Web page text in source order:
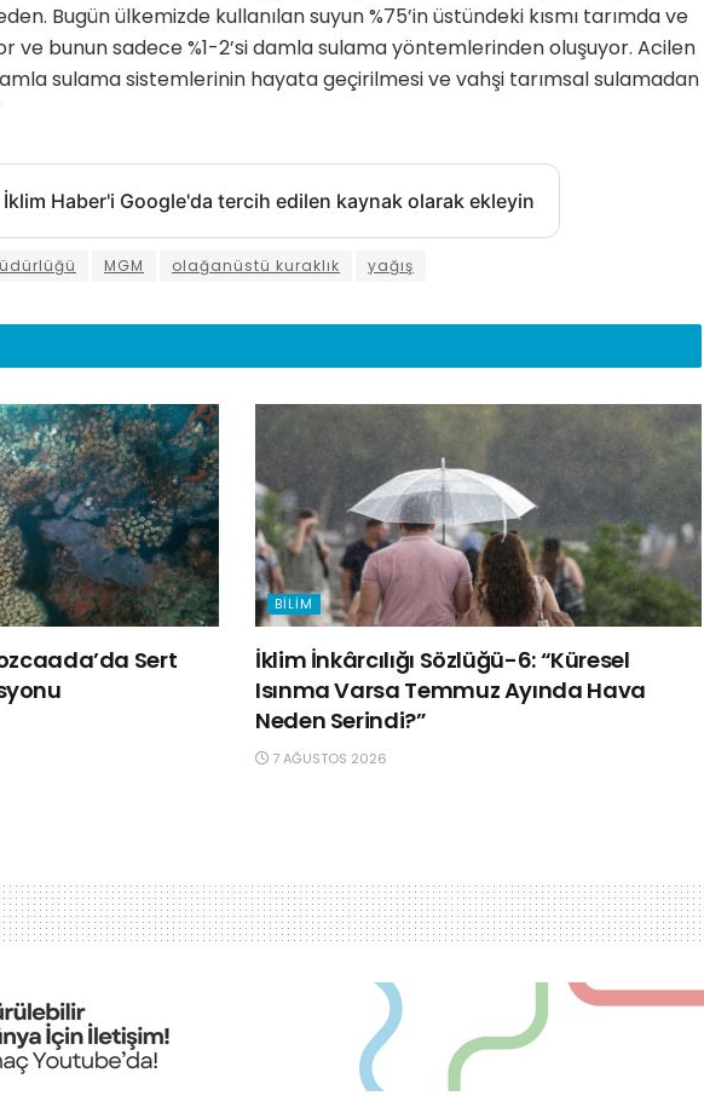
Bugün ülkemizde kullanılan suyun %75’in üstündeki kısmı tarımda ve
ve bunun sadece %1-2’si damla sulama yöntemlerinden oluşuyor. Acilen
sulama sistemlerinin hayata geçirilmesi ve vahşi tarımsal sulamadan
İklim Haber'i Google'da tercih edilen kaynak olarak ekleyin
MGM olağanüstü kuraklık yağış
Sert
BILIM
İklim İnkârcılığı Sözlüğü-6: “Küresel
Isınma Varsa Temmuz Ayında Hava
Neden Serindi?”
7 AĞUSTOS 2026